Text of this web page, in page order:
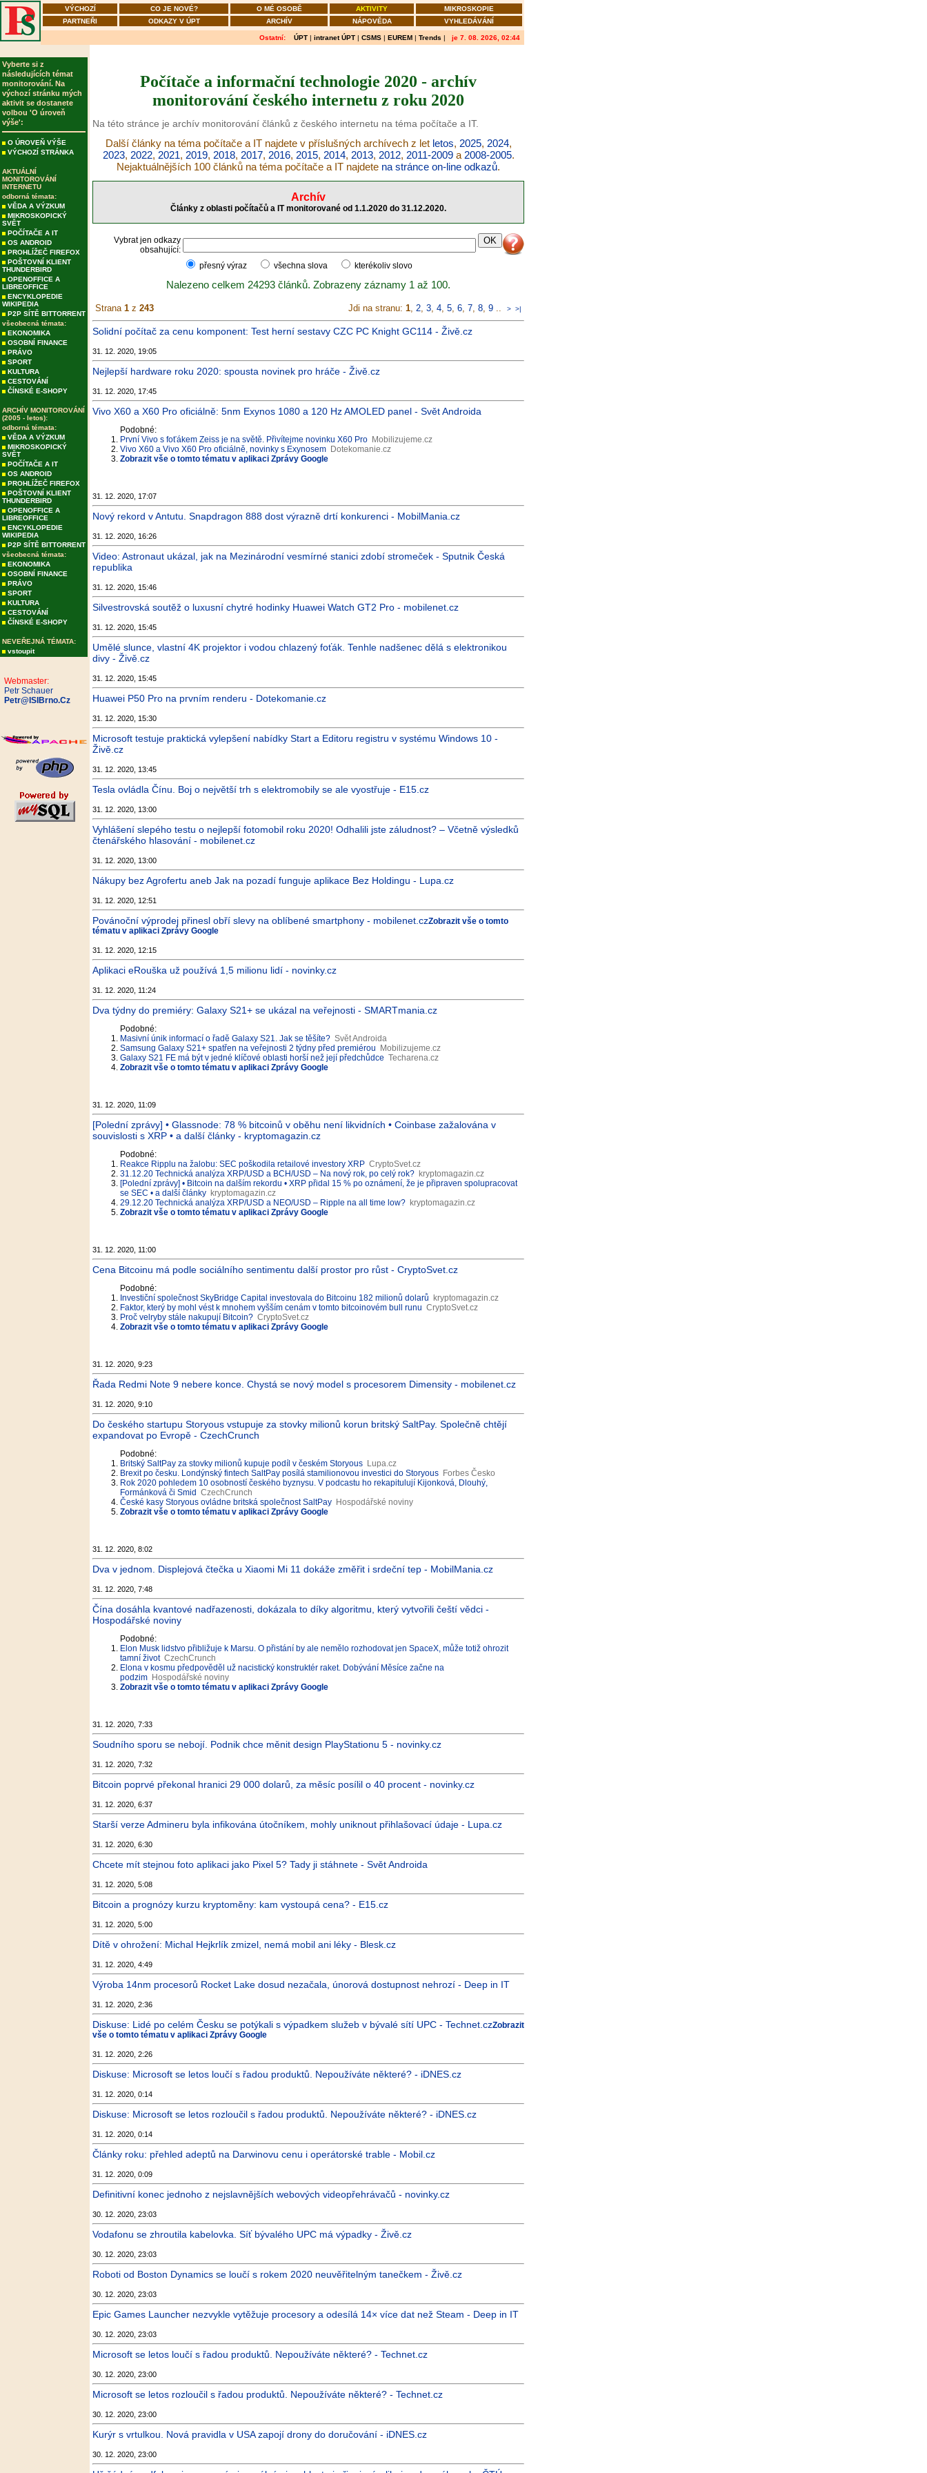
VÝCHOZÍ CO JE NOVÉ? O MÉ OSOBĚ AKTIVITY
MIKROSKOPIE
PARTNEŘI
ODKAZY V ÚPT ARCHÍV NÁPOVĚDA VYHLEDÁVÁNÍ
Ostatní: ÚPT | intranet ÚPT | CSMS | EUREM | Trends | je 7. 08. 2026, 02:44
Vyberte si z
následujících témat
monitorování. Na
výchozí stránku mých
aktivit se dostanete
volbou 'O úroveň
výše':
O ÚROVEŇ VÝŠE
VÝCHOZÍ STRÁNKA
AKTUÁLNÍ
MONITOROVÁNÍ
INTERNETU
odborná témata:
VĚDA A VÝZKUM
MIKROSKOPICKÝ
SVĚT
POČÍTAČE A IT
OS ANDROID
PROHLÍŽEČ FIREFOX
POŠTOVNÍ KLIENT
THUNDERBIRD
OPENOFFICE A
LIBREOFFICE
ENCYKLOPEDIE
WIKIPEDIA
P2P SÍTĚ BITTORRENT
všeobecná témata:
EKONOMIKA
OSOBNÍ FINANCE
PRÁVO
SPORT
KULTURA
CESTOVÁNÍ
ČÍNSKÉ E-SHOPY
ARCHÍV MONITOROVÁNÍ
(2005 - letos):
odborná témata:
VĚDA A VÝZKUM
MIKROSKOPICKÝ
SVĚT
POČÍTAČE A IT
OS ANDROID
PROHLÍŽEČ FIREFOX
POŠTOVNÍ KLIENT
THUNDERBIRD
OPENOFFICE A
LIBREOFFICE
ENCYKLOPEDIE
WIKIPEDIA
P2P SÍTĚ BITTORRENT
všeobecná témata:
EKONOMIKA
OSOBNÍ FINANCE
PRÁVO
SPORT
KULTURA
CESTOVÁNÍ
ČÍNSKÉ E-SHOPY
NEVEŘEJNÁ TÉMATA:
vstoupit
Webmaster:
Petr Schauer
Petr@ISIBrno.Cz
Počítače a informační technologie 2020 - archív
monitorování českého internetu z roku 2020
Na této stránce je archív monitorování článků z českého internetu na téma počítače a IT.
Další články na téma počítače a IT najdete v příslušných archívech z let letos, 2025, 2024,
2023, 2022, 2021, 2019, 2018, 2017, 2016, 2015, 2014, 2013, 2012, 2011-2009a 2008-2005.
Nejaktuálnějších 100 článků na téma počítače a IT najdete na stránce on-line odkazů.
Archív
Články z oblasti počítačů a IT monitorované od 1.1.2020 do 31.12.2020.
Vybrat jen odkazy
obsahující:
přesný výraz
všechna slova kterékoliv slovo
Nalezeno celkem 24293 článků. Zobrazeny záznamy 1 až 100.
Strana 1 z 243 Jdi na stranu: 1, 2, 3, 4, 5, 6, 7, 8, 9 .. > >|
Solidní počítač za cenu komponent: Test herní sestavy CZC PC Knight GC114 - Živě.cz
31. 12. 2020, 19:05
Nejlepší hardware roku 2020: spousta novinek pro hráče - Živě.cz
31. 12. 2020, 17:45
Vivo X60 a X60 Pro oficiálně: 5nm Exynos 1080 a 120 Hz AMOLED panel - Svět Androida
Podobné:
První Vivo s foťákem Zeiss je na světě. Přivítejme novinku X60 Pro Mobilizujeme.cz
Vivo X60 a Vivo X60 Pro oficiálně, novinky s Exynosem Dotekomanie.cz
Zobrazit vše o tomto tématu v aplikaci Zprávy Google
31. 12. 2020, 17:07
Nový rekord v Antutu. Snapdragon 888 dost výrazně drtí konkurenci - MobilMania.cz
31. 12. 2020, 16:26
Video: Astronaut ukázal, jak na Mezinárodní vesmírné stanici zdobí stromeček - Sputnik Česká
republika
31. 12. 2020, 15:46
Silvestrovská soutěž o luxusní chytré hodinky Huawei Watch GT2 Pro - mobilenet.cz
31. 12. 2020, 15:45
Umělé slunce, vlastní 4K projektor i vodou chlazený foťák. Tenhle nadšenec dělá s elektronikou
divy - Živě.cz
31. 12. 2020, 15:45
Huawei P50 Pro na prvním renderu - Dotekomanie.cz
31. 12. 2020, 15:30
Microsoft testuje praktická vylepšení nabídky Start a Editoru registru v systému Windows 10 -
Živě.cz
31. 12. 2020, 13:45
Tesla ovládla Čínu. Boj o největší trh s elektromobily se ale vyostřuje - E15.cz
31. 12. 2020, 13:00
Vyhlášení slepého testu o nejlepší fotomobil roku 2020! Odhalili jste záludnost? – Včetně výsledků
čtenářského hlasování - mobilenet.cz
31. 12. 2020, 13:00
Nákupy bez Agrofertu aneb Jak na pozadí funguje aplikace Bez Holdingu - Lupa.cz
31. 12. 2020, 12:51
Povánoční výprodej přinesl obří slevy na oblíbené smartphony - mobilenet.czZobrazit vše o tomto
tématu v aplikaci Zprávy Google
31. 12. 2020, 12:15
Aplikaci eRouška už používá 1,5 milionu lidí - novinky.cz
31. 12. 2020, 11:24
Dva týdny do premiéry: Galaxy S21+ se ukázal na veřejnosti - SMARTmania.cz
Podobné:
Masivní únik informací o řadě Galaxy S21. Jak se těšíte? Svět Androida
Samsung Galaxy S21+ spatřen na veřejnosti 2 týdny před premiérou
Mobilizujeme.cz
Galaxy S21 FE má být v jedné klíčové oblasti horší než její předchůdce Techarena.cz
Zobrazit vše o tomto tématu v aplikaci Zprávy Google
31. 12. 2020, 11:09
[Polední zprávy] • Glassnode: 78 % bitcoinů v oběhu není likvidních • Coinbase zažalována v
souvislosti s XRP • a další články - kryptomagazin.cz
Podobné:
Reakce Ripplu na žalobu: SEC poškodila retailové investory XRP CryptoSvet.cz
31.12.20 Technická analýza XRP/USD a BCH/USD – Na nový rok, po celý rok? kryptomagazin.cz
[Polední zprávy] • Bitcoin na dalším rekordu • XRP přidal 15 % po oznámení, že je připraven spolupracovat
se SEC • a další články kryptomagazin.cz
29.12.20 Technická analýza XRP/USD a NEO/USD – Ripple na all time low? kryptomagazin.cz
Zobrazit vše o tomto tématu v aplikaci Zprávy Google
31. 12. 2020, 11:00
Cena Bitcoinu má podle sociálního sentimentu další prostor pro růst - CryptoSvet.cz
Podobné:
Investiční společnost SkyBridge Capital investovala do Bitcoinu 182 milionů dolarů
kryptomagazin.cz
Faktor, který by mohl vést k mnohem vyšším cenám v tomto bitcoinovém bull runu CryptoSvet.cz
Proč velryby stále nakupují Bitcoin? CryptoSvet.cz
Zobrazit vše o tomto tématu v aplikaci Zprávy Google
31. 12. 2020, 9:23
Řada Redmi Note 9 nebere konce. Chystá se nový model s procesorem Dimensity - mobilenet.cz
31. 12. 2020, 9:10
Do českého startupu Storyous vstupuje za stovky milionů korun britský SaltPay. Společně chtějí
expandovat po Evropě - CzechCrunch
Podobné:
Britský SaltPay za stovky milionů kupuje podíl v českém Storyous Lupa.cz
Brexit po česku. Londýnský fintech SaltPay posílá stamilionovou investici do Storyous Forbes Česko
Rok 2020 pohledem 10 osobností českého byznysu. V podcastu ho rekapitulují Kijonková, Dlouhý,
Formánková či Smid CzechCrunch
České kasy Storyous ovládne britská společnost SaltPay Hospodářské noviny
Zobrazit vše o tomto tématu v aplikaci Zprávy Google
31. 12. 2020, 8:02
Dva v jednom. Displejová čtečka u Xiaomi Mi 11 dokáže změřit i srdeční tep - MobilMania.cz
31. 12. 2020, 7:48
Čína dosáhla kvantové nadřazenosti, dokázala to díky algoritmu, který vytvořili čeští vědci -
Hospodářské noviny
Podobné:
Elon Musk lidstvo přibližuje k Marsu. O přistání by ale nemělo rozhodovat jen SpaceX, může totiž ohrozit
tamní život CzechCrunch
Elona v kosmu předpověděl už nacistický konstruktér raket. Dobývání Měsíce začne na
podzim Hospodářské noviny
Zobrazit vše o tomto tématu v aplikaci Zprávy Google
31. 12. 2020, 7:33
Soudního sporu se nebojí. Podnik chce měnit design PlayStationu 5 - novinky.cz
31. 12. 2020, 7:32
Bitcoin poprvé překonal hranici 29 000 dolarů, za měsíc posílil o 40 procent - novinky.cz
31. 12. 2020, 6:37
Starší verze Admineru byla infikována útočníkem, mohly uniknout přihlašovací údaje - Lupa.cz
31. 12. 2020, 6:30
Chcete mít stejnou foto aplikaci jako Pixel 5? Tady ji stáhnete - Svět Androida
31. 12. 2020, 5:08
Bitcoin a prognózy kurzu kryptoměny: kam vystoupá cena? - E15.cz
31. 12. 2020, 5:00
Dítě v ohrožení: Michal Hejkrlík zmizel, nemá mobil ani léky - Blesk.cz
31. 12. 2020, 4:49
Výroba 14nm procesorů Rocket Lake dosud nezačala, únorová dostupnost nehrozí - Deep in IT
31. 12. 2020, 2:36
Diskuse: Lidé po celém Česku se potýkali s výpadkem služeb v bývalé sítí UPC - Technet.czZobrazit
vše o tomto tématu v aplikaci Zprávy Google
31. 12. 2020, 2:26
Diskuse: Microsoft se letos loučí s řadou produktů. Nepoužíváte některé? - iDNES.cz
31. 12. 2020, 0:14
Diskuse: Microsoft se letos rozloučil s řadou produktů. Nepoužíváte některé? - iDNES.cz
31. 12. 2020, 0:14
Články roku: přehled adeptů na Darwinovu cenu i operátorské trable - Mobil.cz
31. 12. 2020, 0:09
Definitivní konec jednoho z nejslavnějších webových videopřehrávačů - novinky.cz
30. 12. 2020, 23:03
Vodafonu se zhroutila kabelovka. Síť bývalého UPC má výpadky - Živě.cz
30. 12. 2020, 23:03
Roboti od Boston Dynamics se loučí s rokem 2020 neuvěřitelným tanečkem - Živě.cz
30. 12. 2020, 23:03
Epic Games Launcher nezvykle vytěžuje procesory a odesílá 14× více dat než Steam - Deep in IT
30. 12. 2020, 23:03
Microsoft se letos loučí s řadou produktů. Nepoužíváte některé? - Technet.cz
30. 12. 2020, 23:00
Microsoft se letos rozloučil s řadou produktů. Nepoužíváte některé? - Technet.cz
30. 12. 2020, 23:00
Kurýr s vrtulkou. Nová pravidla v USA zapojí drony do doručování - iDNES.cz
30. 12. 2020, 23:00